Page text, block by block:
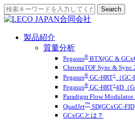
製品紹介
質量分析
Pegasus® BTX(GC &
ChromaTOF Sync & Sync
Pegasus® GC-HRT+
（
Pegasus® GC-HRT+4D（
Paradigm Flow
QuadJet™ SD(GCxGC-
GCxGCとは？